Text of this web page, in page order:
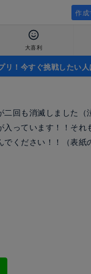
作成
大喜利
リ！今すぐ挑戦したい人
回も消滅しました（
っています！！それ
ください！！（表紙